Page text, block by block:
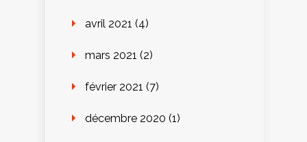
avril 2021 (4)
mars 2021 (2)
février 2021 (7)
décembre 2020 (1)